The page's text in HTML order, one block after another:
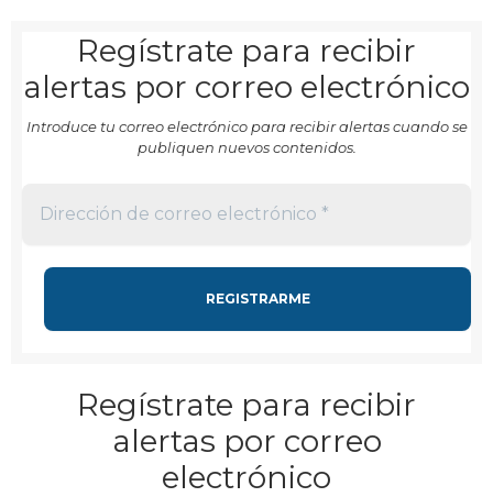
Regístrate para recibir
alertas por correo electrónico
Introduce tu correo electrónico para recibir alertas cuando se
publiquen nuevos contenidos.
Regístrate para recibir
alertas por correo
electrónico